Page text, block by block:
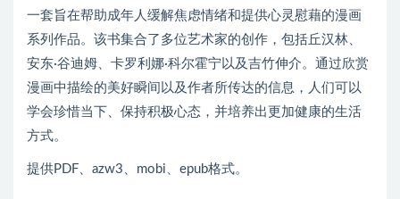
一套旨在帮助成年人缓解焦虑情绪和提供心灵慰藉的漫画
系列作品。该书集合了多位艺术家的创作，包括丘汉林、
安东·谷迪姆、卡罗利娜·科尔霍宁以及吉竹伸介。通过欣赏
漫画中描绘的美好瞬间以及作者所传达的信息，人们可以
学会珍惜当下、保持积极心态，并培养出更加健康的生活
方式。
提供PDF、 azw3 、 mobi 、 epub格式。